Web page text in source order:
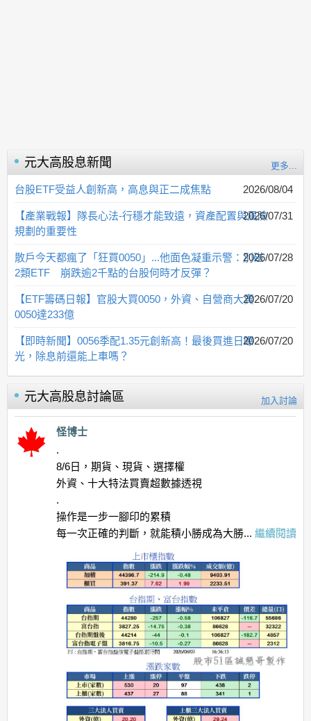
元大高股息新聞 更多...
台股ETF受益人創新高，高息與正二成焦點 2026/08/04
【產業戰報】隊長心法-行穩才能致遠，資產配置與風險
規劃的重要性
2026/07/31
散戶今天都瘋了「狂買0050」...他面色凝重示警：別碰
2類ETF 崩跌逾2千點的台股何時才反彈？
2026/07/28
【ETF籌碼日報】官股大買0050，外資、自營商大賣
0050達233億
2026/07/20
【即時新聞】0056季配1.35元創新高！最後買進日曝
光，除息前還能上車嗎？
2026/07/20
元大高股息討論區 加入討論
怪博士
.
8/6日，期貨、現貨、選擇權
外資、十大特法買賣超數據透視
.
操作是一步一腳印的累積
每一次正確的判斷，就能積小勝成為大勝... 繼續閱讀